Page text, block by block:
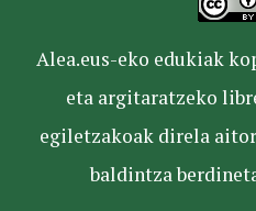
Alea.eus-eko edukiak
eta argitaratzeko
egiletzakoak direla
baldintza